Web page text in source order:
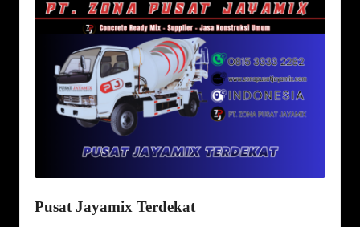
Pusat Jayamix Terdekat